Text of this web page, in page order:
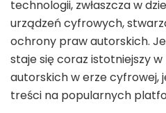
technologii, zwłaszcza w
urządzeń cyfrowych,
ochrony praw autorskich.
staje się coraz istotniejszy
autorskich w erze cyfrowej,
treści na popularnych